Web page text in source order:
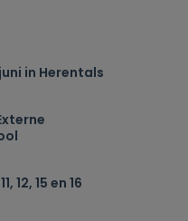
in Herentals
12, 15 en 16